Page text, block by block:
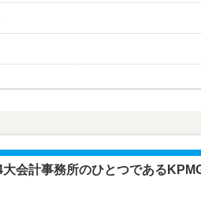
会計事務所のひとつである